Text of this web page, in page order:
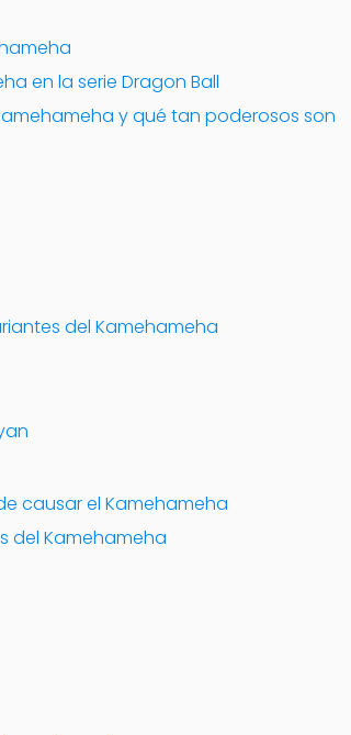
en la serie Dragon Ball
y qué tan poderosos son
del Kamehameha
causar el Kamehameha
del Kamehameha